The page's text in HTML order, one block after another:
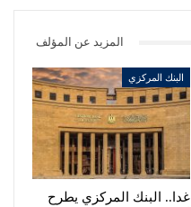
المزيد عن المؤلف
البنك المركزي
غدا.. البنك المركزي يطرح